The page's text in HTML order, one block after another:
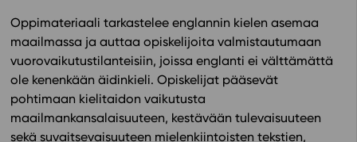
Eettiset periaatteet tekoälyn käyttöön
Tilaa uutiskirje
Ota yhteyttä
Oppimateriaali tarkastelee englannin kielen asemaa
maailmassa ja auttaa opiskelijoita valmistautumaan
vuorovaikutustilanteisiin, joissa englanti ei välttämättä
ole kenenkään äidinkieli. Opiskelijat pääsevät
pohtimaan kielitaidon vaikutusta
maailmankansalaisuuteen, kestävään tulevaisuuteen
sekä suvaitsevaisuuteen mielenkiintoisten tekstien,